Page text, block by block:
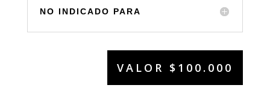
NO INDICADO PARA
VALOR $100.000